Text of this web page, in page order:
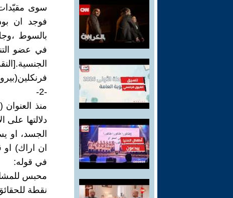
سوى مقيّدات
فوجد ان
بالسوط
في عضو
فرنكلين(بيروت –
-2-
منذ
دلالتها على
الجسد، او
ان اراك)
في قوله:
محبس
نقطة